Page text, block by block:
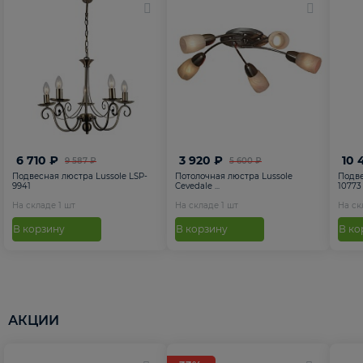
9 587 ₽
6 710 ₽
Подвесная люстра Lussole LSP-
9941
На складе 1 шт
В корзину
5 600 ₽
3 920 ₽
Потолочная люстра Lussole
Cevedale ...
На складе 1 шт
В корзину
10
10773
На
В
АКЦИИ